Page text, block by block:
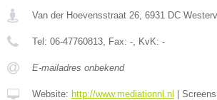
Van der Hoevensstraat 26 6931 DC
Tel: 06-47760813 , Fax: - , KvK: -
E-mailadres onbekend
Website: http://www.mediationnl.nl |